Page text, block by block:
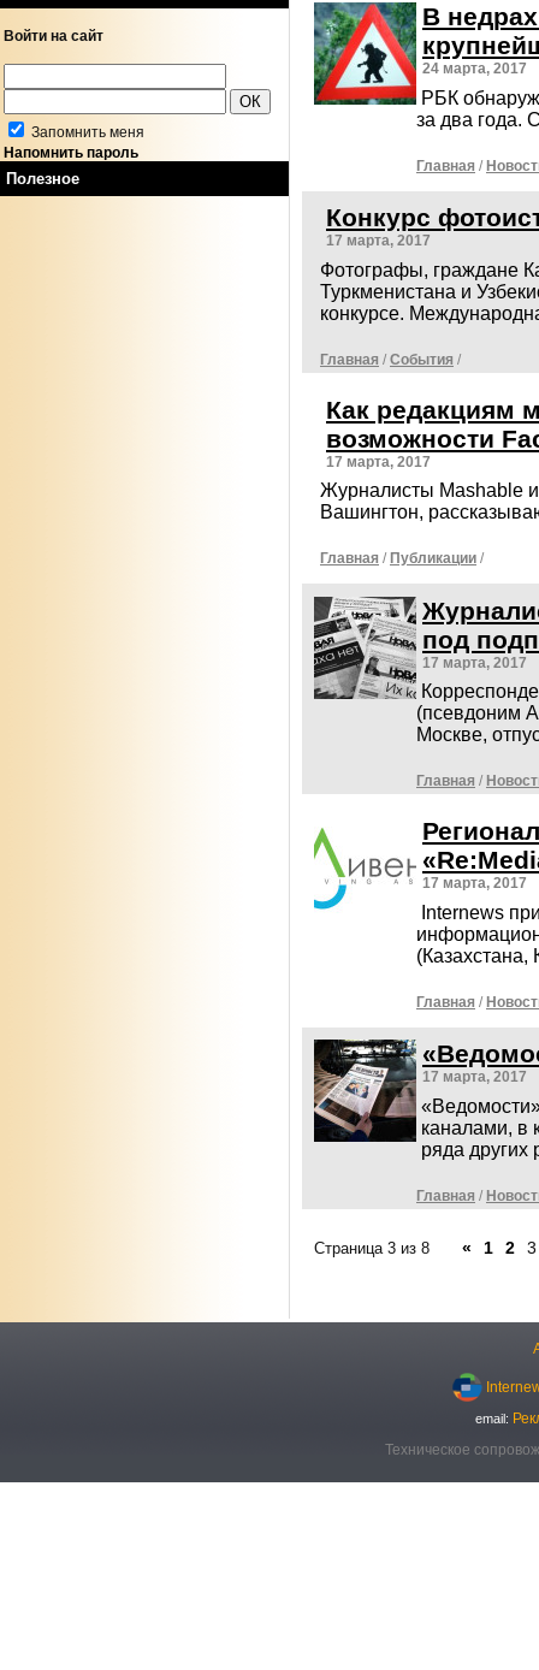
Войти на сайт
Запомнить меня
Напомнить пароль
Полезное
В
24 марта, 2017
РБК
за два года.
Главная /
Конкурс
17 марта, 2017
Фотографы, граждане
Туркменистана и
конкурсе.
Главная / События /
Как редакциям
возможности
17 марта, 2017
Журналисты Mashable
Вашингтон,
Главная / Публикации /
под
17 марта, 2017
(псевдоним
Москве,
Главная /
17 марта, 2017
Internews
Главная /
17 марта, 2017
каналами, в
ряда других
Главная /
Страница 3 из 8 « 1 2 3
email:
Техническое